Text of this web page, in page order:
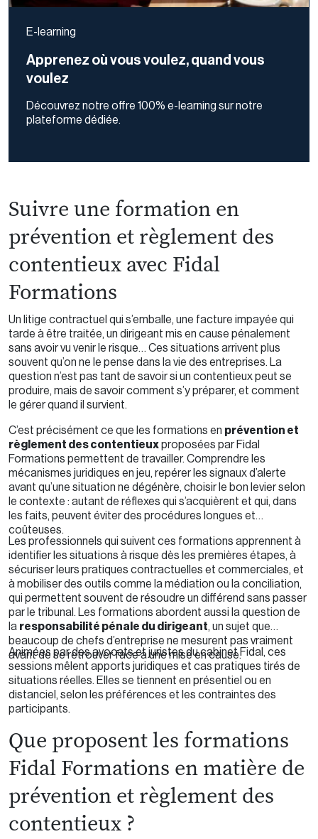
E-learning
Apprenez où vous voulez, quand vous
voulez
Découvrez notre offre 100% e-learning sur notre
plateforme dédiée.
Suivre une formation en
prévention et règlement des
contentieux avec Fidal
Formations
Un litige contractuel qui s’emballe, une facture impayée qui
tarde à être traitée, un dirigeant mis en cause pénalement
sans avoir vu venir le risque… Ces situations arrivent plus
souvent qu’on ne le pense dans la vie des entreprises. La
question n’est pas tant de savoir si un contentieux peut se
produire, mais de savoir comment s’y préparer, et comment
le gérer quand il survient.
C’est précisément ce que les formations en prévention et
règlement des contentieuxproposées par Fidal
Formations permettent de travailler. Comprendre les
mécanismes juridiques en jeu, repérer les signaux d’alerte
avant qu’une situation ne dégénère, choisir le bon levier selon
le contexte : autant de réflexes qui s’acquièrent et qui, dans
les faits, peuvent éviter des procédures longues et
coûteuses.
Les professionnels qui suivent ces formations apprennent à
identifier les situations à risque dès les premières étapes, à
sécuriser leurs pratiques contractuelles et commerciales, et
à mobiliser des outils comme la médiation ou la conciliation,
qui permettent souvent de résoudre un différend sans passer
par le tribunal. Les formations abordent aussi la question de
la responsabilité pénale du dirigeant, un sujet que
beaucoup de chefs d’entreprise ne mesurent pas vraiment
avant de se retrouver face à une mise en cause.
Animées par des avocats et juristes du cabinet Fidal, ces
sessions mêlent apports juridiques et cas pratiques tirés de
situations réelles. Elles se tiennent en présentiel ou en
distanciel, selon les préférences et les contraintes des
participants.
Que proposent les formations
Fidal Formations en matière de
prévention et règlement des
contentieux ?